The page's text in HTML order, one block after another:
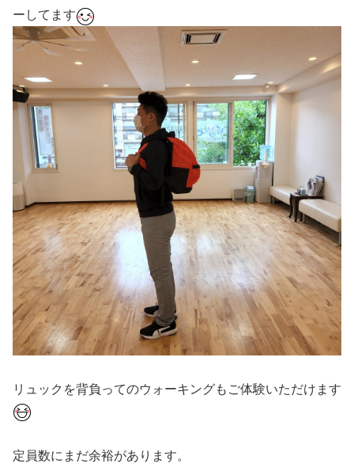
ーしてます
リュックを背負ってのウォーキングもご体験いただけます
定員数にまだ余裕があります。